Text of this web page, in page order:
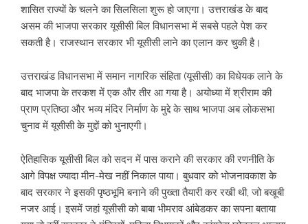
शासित राज्यों के चलने का सिलसिला शुरू हो जाएगा। उत्तराखंड के बाद
असम की भाजपा सरकार यूसीसी बिल विधानसभा में सबसे पहले पेश कर
सकती है। राजस्थान सरकार भी यूसीसी लाने का एलान कर चुकी है।
उत्तराखंड विधानसभा में समान नागरिक संहिता (यूसीसी) का विधेयक लाने के
बाद भाजपा के तरकश में एक और तीर आ गया है। अयोध्या में श्रीराम की
प्राण प्रतिष्ठा और भव्य मंदिर निर्माण के मुद्दे के साथ भाजपा अब लोकसभा
चुनाव में यूसीसी के मुद्दों को भुनाएगी।
ऐतिहासिक यूसीसी बिल को सदन में पास कराने की सरकार की रणनीति के
आगे विपक्ष ज्यादा मीन-मेख नहीं निकाल पाया। बुधवार को भोजनावकाश के
बाद सरकार ने इसकी पृष्ठभूमि बनाने की पुख्ता तैयारी कर रखी थी, जो बखूबी
नजर आई। इसमें जहां यूसीसी को बाबा भीमराव आंबेडकर का सपना बताया